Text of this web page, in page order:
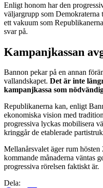
Enligt honom har den
väljargrupp som
ett vakuum som
svar på.
Kampanjkassan
Bannon pekar på en annan
vallandskapet. Det är inte
kampanjkassa som
Republikanerna kan, enligt
ekonomiska vision med
progressiva lyckas mobilisera
kringgår de etablerade
Mellanårsvalet äger rum
kommande månaderna väntas
progressiva rörelsen faktiskt är.
Dela: